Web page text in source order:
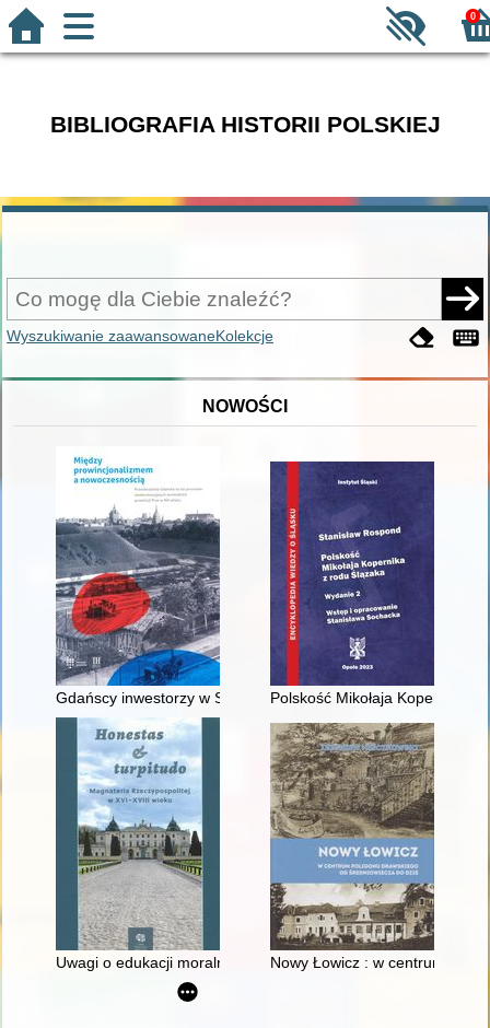
0
BIBLIOGRAFIA HISTORII POLSKIEJ
Wyszukiwanie zaawansowaneKolekcje
NOWOŚCI
Gdańscy inwestorzy w Sopocie : prestiż finansowy i
Polskość Mikołaja Kopernika z
Uwagi o edukacji moralnej synów szlacheckich w XVI-
Nowy Łowicz : w centrum